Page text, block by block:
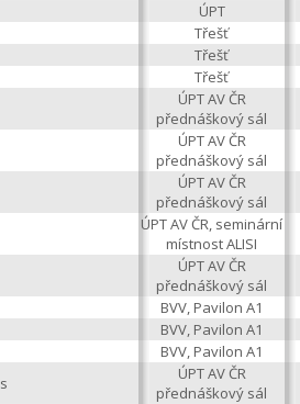
ÚPT
Třešť
Třešť
Třešť
ÚPT AV ČR
přednáškový sál
ÚPT AV ČR
přednáškový sál
ÚPT AV ČR
přednáškový sál
ÚPT AV ČR, seminární
místnost ALISI
ÚPT AV ČR
přednáškový sál
BVV, Pavilon A1
BVV, Pavilon A1
BVV, Pavilon A1
ÚPT AV ČR
přednáškový sál